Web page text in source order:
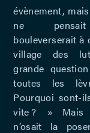
évènement,
ne
bouleverserait à
village des
grande
toutes les
Pourquoi sont-
vite ? » Mais
n’osait la